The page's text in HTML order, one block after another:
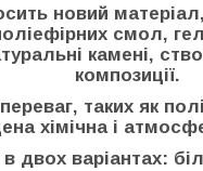
новий
смол,
камені,
композиції.
таких як
хімічна і
двох варіантах: